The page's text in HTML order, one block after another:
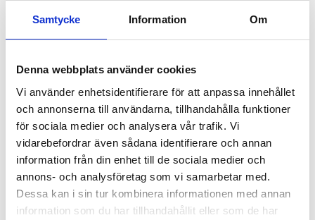
Samtycke Information Om
Denna webbplats använder cookies
Vi använder enhetsidentifierare för att anpassa innehållet
och annonserna till användarna, tillhandahålla funktioner
för sociala medier och analysera vår trafik. Vi
vidarebefordrar även sådana identifierare och annan
information från din enhet till de sociala medier och
annons- och analysföretag som vi samarbetar med.
Dessa kan i sin tur kombinera informationen med annan
information som du har tillhandahållit eller som de har
Kontakt
Maskinvägen 4
0980-18700
www.lundstrommaskin.se
Varumärken - Snöskoter
Lynx
Ski-Doo